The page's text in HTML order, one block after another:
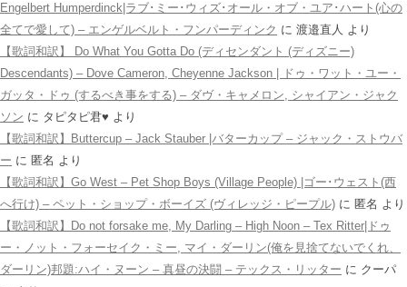
Engelbert Humperdinck|ラブ･ミー･ウィズ･オール・オブ・ユア･ハート(心の
全てで愛して) – エンゲルベルト・フンパーディンク に 渡邉直人 より
【歌詞和訳】 Do What You Gotta Do (ディセンダント (ディズニー)
Descendants) – Dove Cameron, Cheyenne Jackson | ドゥ・ワット・ユー・
ガッタ・ドゥ (するべき事をする) – ダヴ・キャメロン, シャイアン・ジャク
ソン に タピタピ君♥️ より
【歌詞和訳】Buttercup – Jack Stauber |バターカップ – ジャック・ストウバ
ー に 匿名 より
【歌詞和訳】Go West – Pet Shop Boys (Village People) |ゴー･ウェスト(西
へ行け) – ペット・ショップ・ボーイズ (ヴィレッジ・ピープル) に 匿名 より
【歌詞和訳】Do not forsake me, My Darling – High Noon – Tex Ritter|ドゥ
ー・ノット・フォーセイク・ミー, マイ・ダーリン(俺を見捨てないでくれ、
ダーリン)邦題:ハイ・ヌーン – 真昼の決闘 – テックス・リッター に クーパ